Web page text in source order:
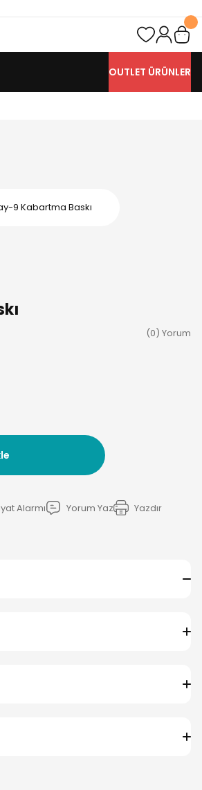
OUTLET ÜRÜNLER
9 Kabartma Baskı
(0) Yorum
Alarmı Yorum Yaz Yazdır